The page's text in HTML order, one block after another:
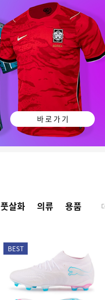
바 로 가 기
풋살화 의류 용품
BEST